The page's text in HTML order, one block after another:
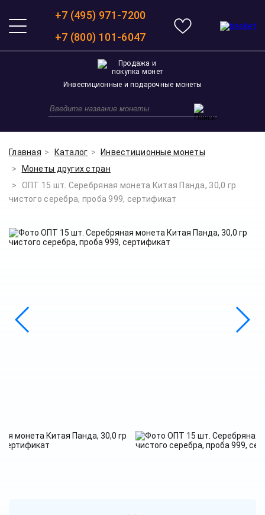
+7 (495) 971-7200
+7 (800) 101-6047
Инвестиционные и подарочные монеты
Главная Каталог
Инвестиционные монеты
Монеты других стран
ОПТ 15 шт. Серебряная монета Китая Панда, 30,0 гр
чистого серебра, проба 999, сертификат